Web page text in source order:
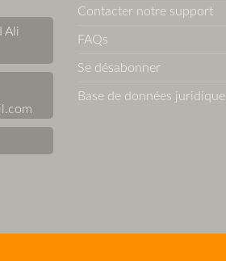
Ali
Contacter notre support
FAQs
Se désabonner
Base de données juridique